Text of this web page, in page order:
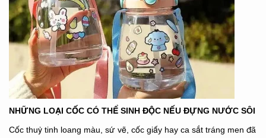
NHỮNG LOẠI CỐC CÓ THỂ SINH ĐỘC NẾU ĐỰNG NƯỚC SÔI
Cốc thuỷ tinh loang màu, sứ vẽ, cốc giấy hay ca sắt tráng men đã